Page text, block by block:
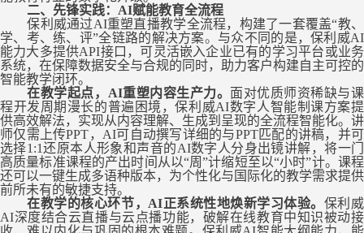
二、先锋实践： AI赋能教育全流程
保利威通过AI重塑直播教学全流程，构建了一套覆盖“教、
学、考、练、评”全链路的解决方案。 与众不同的是，保利威AI
能力大多提供API接口，可灵活嵌入企业已有的学习平台或业务
系统，在保障数据安全与合规的同时，助力客户构建自主可控的
智能教学闭环。
在教学起点， AI重塑内容生产力。 面对优质师资稀缺与课
程开发周期漫长的普遍困境，保利威AI数字人智能制课方案提
供高效解法， 实现从内容理解、生成到呈现的全流程智能化。 讲
师仅需 上传PPT，AI可自动撰写详细的与PPT匹配的讲稿，并可
选择1:1还原本人形象和声音的AI数字人分身出镜讲解，将一门
高质量标准课程的产出时间从以“周”计缩短至以“小时”计。 课程
还可以一键生成多语种版本，为个性化与国际化的教学需求提供
前所未有的敏捷支持。
在教学的核心环节， AI正系统性地焕新学习体验。 保利威
AI深度结合云直播与云 点播功能，破解在线教育中知识被动接